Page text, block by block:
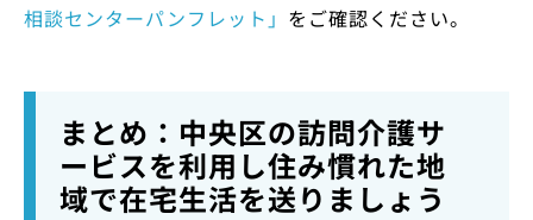
相談センターパンフレット」 をご確認ください。
まとめ：中央区の訪問介護サ
ービスを利用し住み慣れた地
域で在宅生活を送りましょう